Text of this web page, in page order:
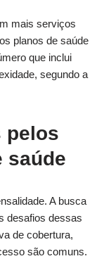
mais serviços
planos de saúde
que inclui
segundo a
pelos
saúde
A busca
desafios dessas
de cobertura,
são comuns.